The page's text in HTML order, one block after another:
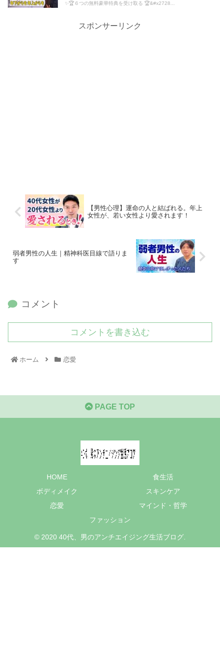
✨🏆６つの無料豪華特典を受け取る 🏆&#x2728...
スポンサーリンク
【男性心理】運命の人と結ばれる。年上
女性が、若い女性より愛されます！
弱者男性の人生｜精神科医目線で語りま
す
コメント
コメントを書き込む
ホーム 恋愛
PAGE TOP
HOME
食生活
ボディメイク
スキンケア
恋愛
マインド・哲学
ファッション
© 2020 40代、男のアンチエイジング生活ブログ.